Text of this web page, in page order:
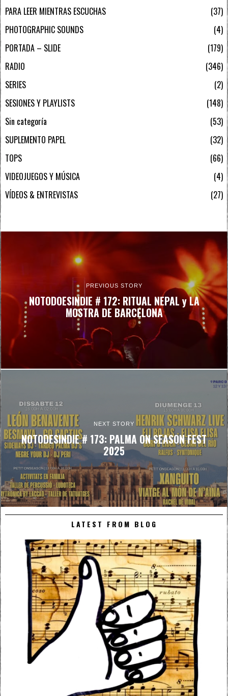
PARA LEER MIENTRAS ESCUCHAS
37
PHOTOGRAPHIC SOUNDS
4
PORTADA – SLIDE
179
RADIO
346
SERIES
2
SESIONES Y PLAYLISTS
148
Sin categoría
53
SUPLEMENTO PAPEL
32
TOPS
66
VIDEOJUEGOS Y MÚSICA
4
VÍDEOS & ENTREVISTAS
27
PREVIOUS STORY
NOTODOESINDIE # 172: RITUAL NEPAL y LA
MOSTRA DE BARCELONA
NEXT STORY
NOTODESINDIE # 173: PALMA ON SEASON FEST
2025
LATEST FROM BLOG